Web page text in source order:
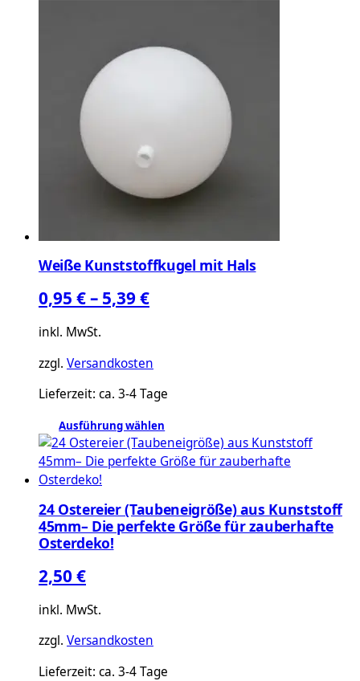
Weiße Kunststoffkugel mit Hals
0,95 €– 5,39€
inkl. MwSt.
zzgl. Versandkosten
Lieferzeit: ca. 3-4 Tage
Ausführung wählen
Dieses
Produkt
weist
Varianten
auf.
Die
Optionen
können
auf
Produktseite
gewählt
24 Ostereier (Taubeneigröße) aus Kunststoff
45mm– Die perfekte Größe für zauberhafte
Osterdeko!
2,50€
inkl. MwSt.
zzgl. Versandkosten
Lieferzeit: ca. 3-4 Tage